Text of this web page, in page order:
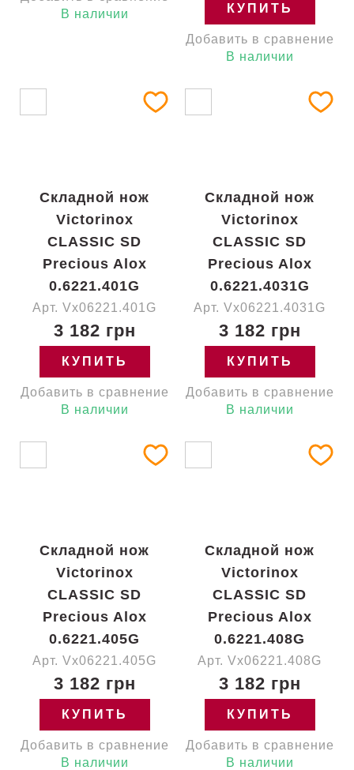
В наличии
КУПИТЬ
Добавить в сравнение
В наличии
Складной нож
Victorinox
CLASSIC SD
Precious Alox
0.6221.401G
Арт. Vx06221.401G
3 182 грн
КУПИТЬ
Добавить в сравнение
В наличии
Складной нож
Victorinox
CLASSIC SD
Precious Alox
0.6221.4031G
Арт. Vx06221.4031G
3 182 грн
КУПИТЬ
Добавить в сравнение
В наличии
Складной нож
Victorinox
CLASSIC SD
Precious Alox
0.6221.405G
Арт. Vx06221.405G
3 182 грн
КУПИТЬ
Добавить в сравнение
В наличии
Складной нож
Victorinox
CLASSIC SD
Precious Alox
0.6221.408G
Арт. Vx06221.408G
3 182 грн
КУПИТЬ
Добавить в сравнение
В наличии